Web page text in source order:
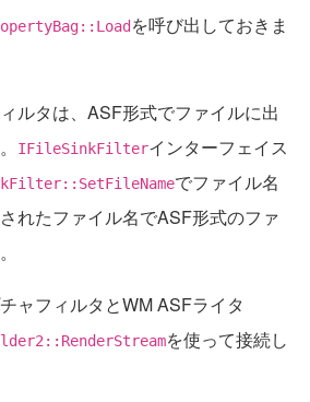
を呼び出しておきま
ルタは、ASF形式でファイルに出
IFileSinkFilterインターフェイス
でファイル名
れたファイル名でASF形式のファ
ャフィルタとWM ASFライタ
を使って接続し